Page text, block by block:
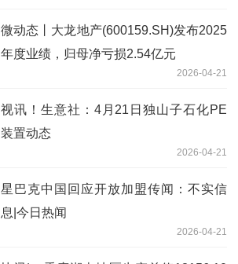
微动态丨大龙地产(600159.SH)发布2025
年度业绩，归母净亏损2.54亿元
2026-04-21
视讯！生意社：4月21日独山子石化PE
装置动态
2026-04-21
星巴克中国回应开放加盟传闻：不实信
息|今日热闻
2026-04-21